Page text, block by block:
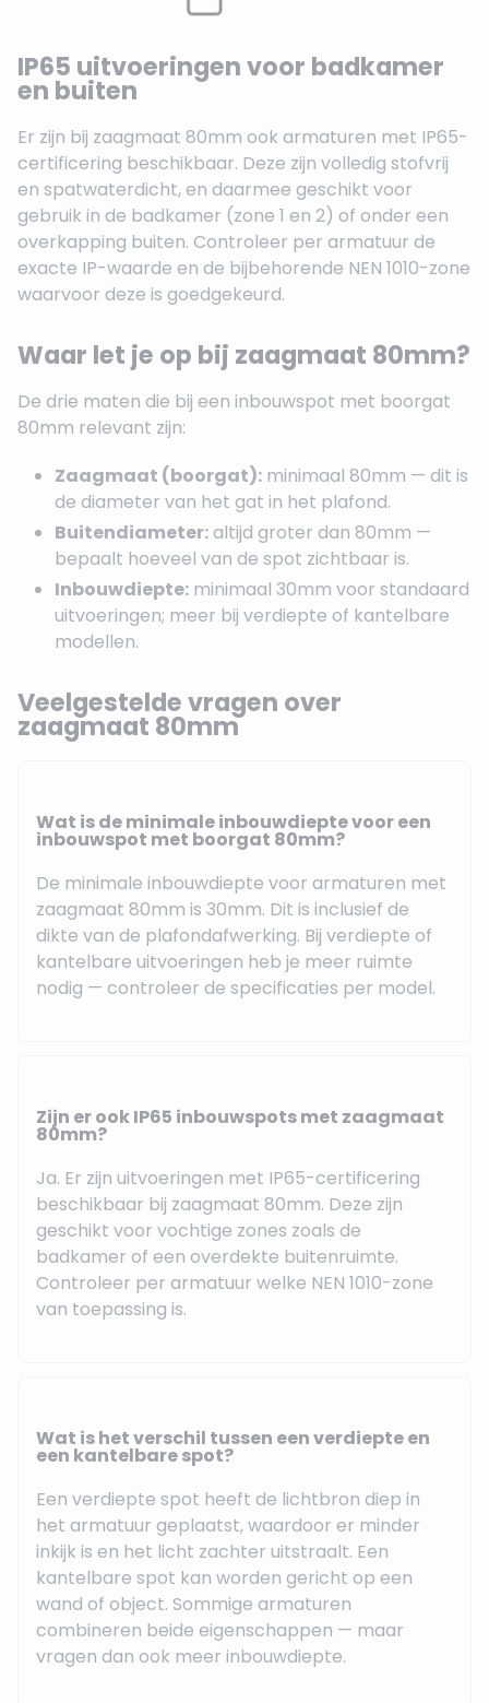
IP65 uitvoeringen voor badkamer
en buiten
Er zijn bij zaagmaat 80mm ook armaturen met IP65-
certificering beschikbaar. Deze zijn volledig stofvrij
en spatwaterdicht, en daarmee geschikt voor
gebruik in de badkamer (zone 1 en 2) of onder een
overkapping buiten. Controleer per armatuur de
exacte IP-waarde en de bijbehorende NEN 1010-zone
waarvoor deze is goedgekeurd.
Waar let je op bij zaagmaat 80mm?
De drie maten die bij een inbouwspot met boorgat
80mm relevant zijn:
Zaagmaat (boorgat): minimaal 80mm — dit is
de diameter van het gat in het plafond.
Buitendiameter:altijd groter dan 80mm —
bepaalt hoeveel van de spot zichtbaar is.
Inbouwdiepte: minimaal 30mm voor standaard
uitvoeringen; meer bij verdiepte of kantelbare
modellen.
Veelgestelde vragen over
zaagmaat 80mm
Wat is de minimale inbouwdiepte voor een
inbouwspot met boorgat 80mm?
De minimale inbouwdiepte voor armaturen met
zaagmaat 80mm is 30mm. Dit is inclusief de
dikte van de plafondafwerking. Bij verdiepte of
kantelbare uitvoeringen heb je meer ruimte
nodig — controleer de specificaties per model.
Zijn er ook IP65 inbouwspots met zaagmaat
80mm?
Ja. Er zijn uitvoeringen met IP65-certificering
beschikbaar bij zaagmaat 80mm. Deze zijn
geschikt voor vochtige zones zoals de
badkamer of een overdekte buitenruimte.
Controleer per armatuur welke NEN 1010-zone
van toepassing is.
Wat is het verschil tussen een verdiepte en
een kantelbare spot?
Een verdiepte spot heeft de lichtbron diep in
het armatuur geplaatst, waardoor er minder
inkijk is en het licht zachter uitstraalt. Een
kantelbare spot kan worden gericht op een
wand of object. Sommige armaturen
combineren beide eigenschappen — maar
vragen dan ook meer inbouwdiepte.